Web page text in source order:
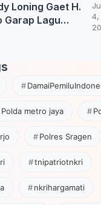
Loning Gaet H.
Garap Lagu
4,
Polda metro jaya
Polres Sragen
tnipatriotnkri
nkrihargamati